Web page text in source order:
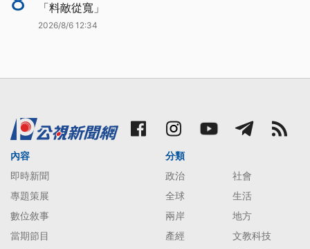
「料敵從寬」
2026/8/6 12:34
內容
即時新聞
專題策展
數位敘事
當期節目
分類
政治
社會
全球
生活
兩岸
地方
產經
文教科技